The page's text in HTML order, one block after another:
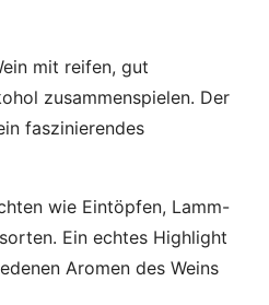
mit reifen, gut
zusammenspielen. Der
faszinierendes
wie Eintöpfen, Lamm-
Ein echtes Highlight
Aromen des Weins